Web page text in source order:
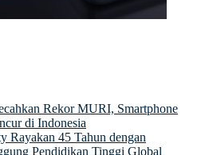
Rekor MURI, Smartphone
di Indonesia
Rayakan 45 Tahun dengan
Pendidikan Tinggi Global